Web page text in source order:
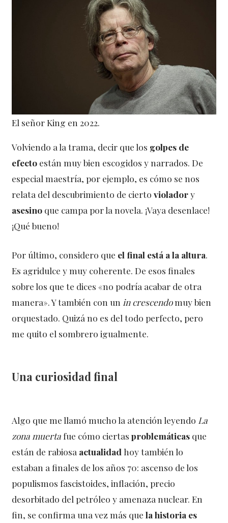
El señor King en 2022.
Volviendo a la trama, decir que los golpes de
efecto están muy bien escogidos y narrados. De
especial maestría, por ejemplo, es cómo se nos
relata del descubrimiento de ciertovioladory
asesino que campa por la novela. ¡Vaya desenlace!
¡Qué bueno!
Por último, considero que el final está a la altura.
Es agridulce y muy coherente. De esos finales
sobre los que te dices «no podría acabar de otra
manera». Y también con un in crescendomuy bien
orquestado. Quizá no es del todo perfecto, pero
me quito el sombrero igualmente.
Una curiosidad final
Algo que me llamó mucho la atención leyendo La
zona muertafue cómo ciertasproblemáticas que
están de rabiosa actualidad hoy también lo
estaban a finales de los años 70: ascenso de los
populismos fascistoides, inflación, precio
desorbitado del petróleo y amenaza nuclear. En
fin, se confirma una vez más quela historia es